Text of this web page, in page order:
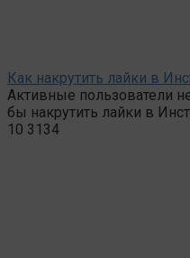
Как накрутить лайки в
Активные пользователи
бы накрутить лайки в
10 3134